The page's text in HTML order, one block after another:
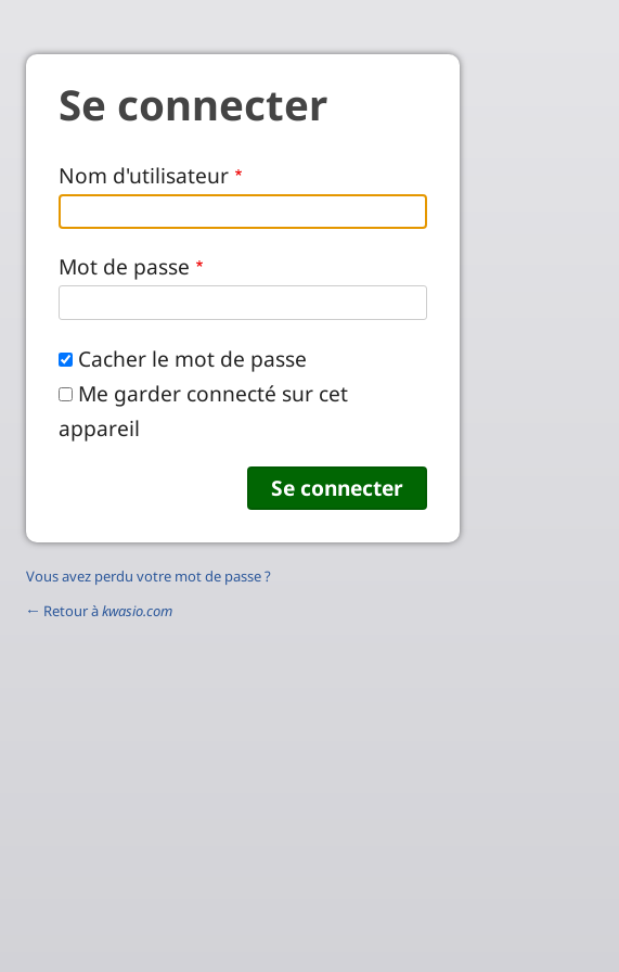
Se connecter
Nom d'utilisateur
Mot de passe
Cacher le mot de passe
Me garder connecté sur cet
appareil
Vous avez perdu votre mot de passe ?
← Retour àkwasio.com